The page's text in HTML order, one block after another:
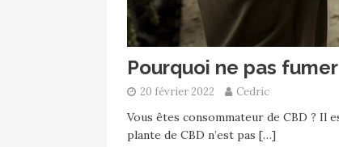
Pourquoi ne pas
20 février 2022 Cedric
Vous êtes consommateur de CBD ? Il
plante de CBD n’est pas […]